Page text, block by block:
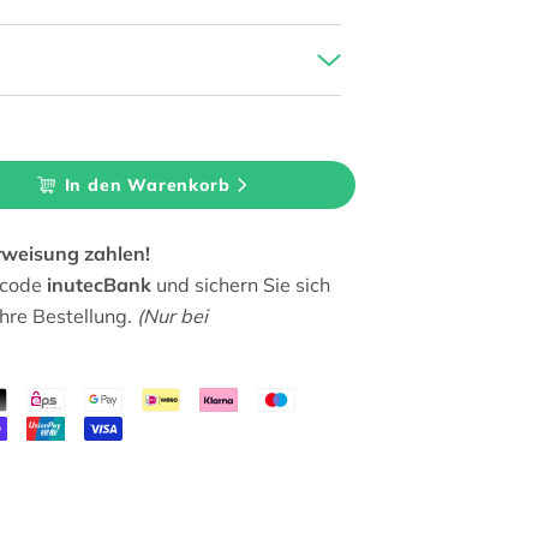
In den Warenkorb
zahlen!
inutecBank und sichern Sie sich
Bestellung. (Nur bei